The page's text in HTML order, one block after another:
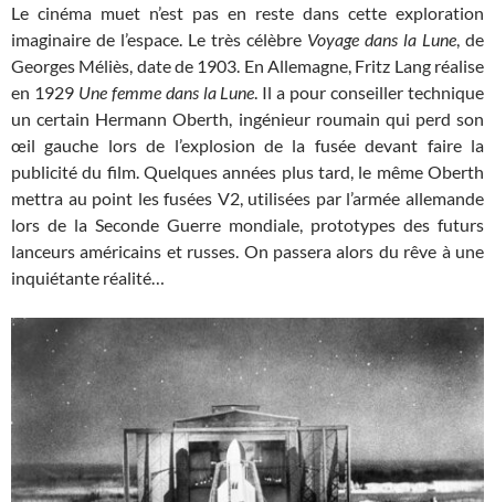
Le cinéma muet n’est pas en reste dans cette exploration
imaginaire de l’espace. Le très célèbre Voyage dans la Lune , de
Georges Méliès, date de 1903. En Allemagne, Fritz Lang réalise
en 1929 Une femme dans la Lune . Il a pour conseiller technique
un certain Hermann Oberth, ingénieur roumain qui perd son
œil gauche lors de l’explosion de la fusée devant faire la
publicité du film. Quelques années plus tard, le même Oberth
mettra au point les fusées V2, utilisées par l’armée allemande
lors de la Seconde Guerre mondiale, prototypes des futurs
lanceurs américains et russes. On passera alors du rêve à une
inquiétante réalité…